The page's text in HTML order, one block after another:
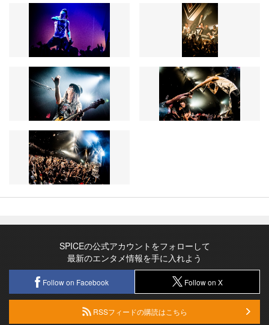
SPICEの公式アカウントをフォローして
最新のエンタメ情報を手に入れよう
Follow on Facebook Follow on X
RSSフィードの購読はこちら